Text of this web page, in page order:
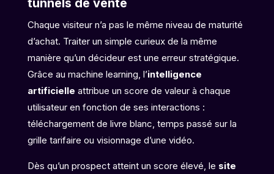
Chaque visiteur n’a pas le même niveau de maturité
d’achat. Traiter un simple curieux de la même
manière qu’un décideur est une erreur stratégique.
Grâce au machine learning, l’intelligence
artificielle attribue un score de valeur à chaque
utilisateur en fonction de ses interactions :
téléchargement de livre blanc, temps passé sur la
grille tarifaire ou visionnage d’une vidéo.
Dès qu’un prospect atteint un score élevé, le site